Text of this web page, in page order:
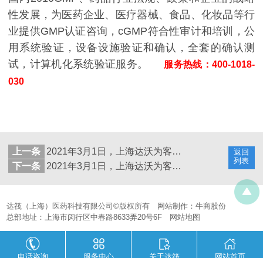
性发展，为医药企业、医疗器械、食品、化妆品等行
业提供GMP认证咨询，cGMP符合性审计和培训，公
用系统验证，设备设施验证和确认，全套的确认测
试，计算机化系统验证服务。
服务热线：400-1018-
030
返回
列表
上一条
2021年3月1日，上海达沃为客户提供干燥箱验证服务
下一条
2021年3月1日，上海达沃为客户提供压缩空气检测服务
达筏（上海）医药科技有限公司©版权所有 网站制作：牛商股份
总部地址：上海市闵行区中春路8633弄20号6F
网站地图